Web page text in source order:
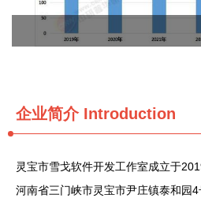
企业简介 Introduction
灵宝市雪戈软件开发工作室成立于
河南省三门峡市灵宝市尹庄镇泰和园